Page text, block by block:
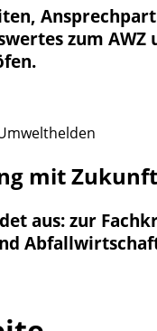
zum AWZ
mit
aus: zur